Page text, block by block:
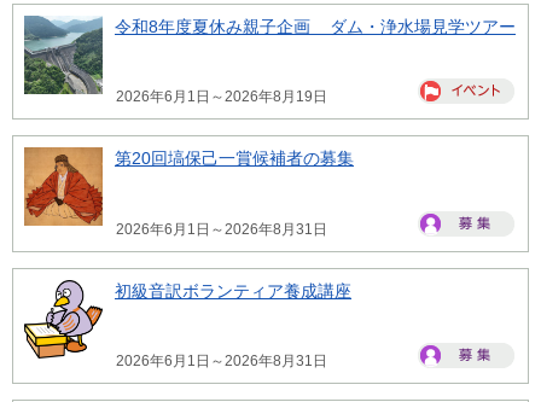
令和8年度夏休み親子企画 ダム・浄水場見学ツアー
2026年6月1日～2026年8月19日
第20回塙保己一賞候補者の募集
2026年6月1日～2026年8月31日
初級音訳ボランティア養成講座
2026年6月1日～2026年8月31日